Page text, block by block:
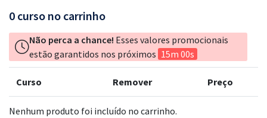
0 curso no carrinho
Não perca a chance! Esses valores promocionais
estão garantidos nos próximos 15m 00s
Curso Remover Preço
Nenhum produto foi incluído no carrinho.